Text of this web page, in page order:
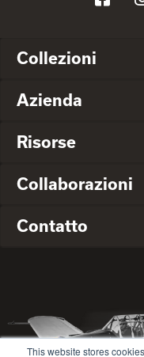
This website stores
Collezioni
Azienda
Risorse
Collaborazioni
Contatto